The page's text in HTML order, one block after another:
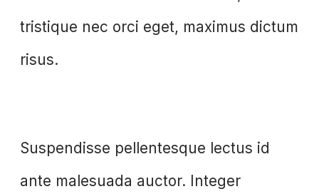
tristique nec orci eget, maximus dictum
risus.
Suspendisse pellentesque lectus id
ante malesuada auctor. Integer